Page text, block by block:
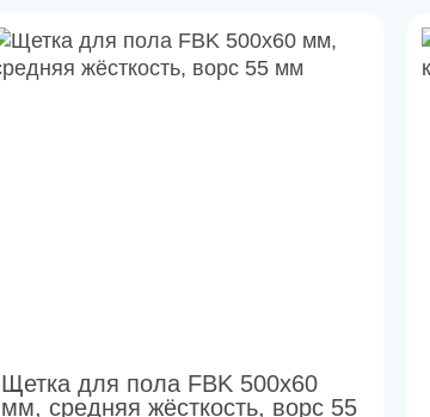
Щетка для пола FBK 500х60
мм, средняя жёсткость, ворс 55